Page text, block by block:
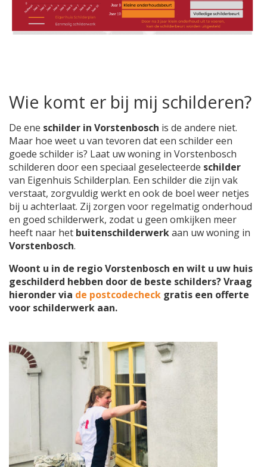
Wie komt er bij mij schilderen?
De ene schilder in Vorstenbosch is de andere niet.
Maar hoe weet u van tevoren dat een schilder een
goede schilder is? Laat uw woning in Vorstenbosch
schilderen door een speciaal geselecteerde schilder
van Eigenhuis Schilderplan. Een schilder die zijn vak
verstaat, zorgvuldig werkt en ook de boel weer netjes
bij u achterlaat. Zij zorgen voor regelmatig onderhoud
en goed schilderwerk, zodat u geen omkijken meer
heeft naar het buitenschilderwerkaan uw woning in
Vorstenbosch.
Woont u in de regio Vorstenbosch en wilt u uw huis
geschilderd hebben door de beste schilders? Vraag
hieronder via de postcodecheck gratis een offerte
voor schilderwerk aan.